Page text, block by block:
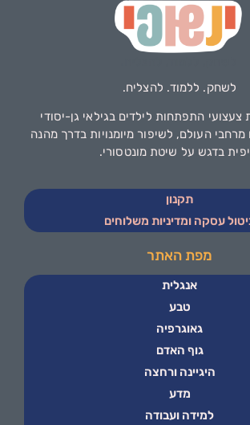
לשחק. ללמוד. להצליח.
צעצועי התפתחות לילדים בגילאי גן-יסודי
העולם, לשיפור מיומנויות בדרך מהנה
בדגש על שיטת מונטסורי.
תקנון
עסקה ומדיניות משלוחים
מפת האתר
אנגלית
טבע
גאוגרפיה
גוף האדם
היגיינה ורחצה
מדע
למידה ועבודה